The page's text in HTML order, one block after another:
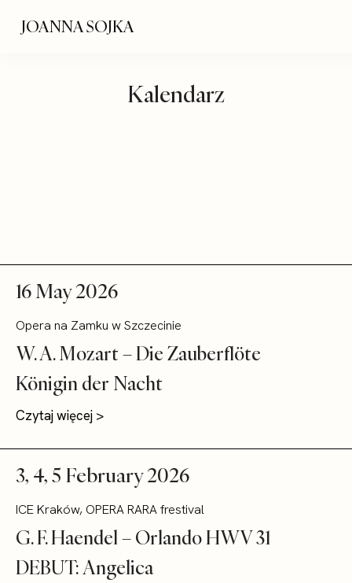
JOANNA SOJKA
Kalendarz
16 May 2026
Opera na Zamku w Szczecinie
W. A. Mozart – Die Zauberflöte
Königin der Nacht
Czytaj więcej >
3, 4, 5 February 2026
ICE Kraków, OPERA RARA frestival
G. F. Haendel – Orlando HWV 31
DEBUT: Angelica